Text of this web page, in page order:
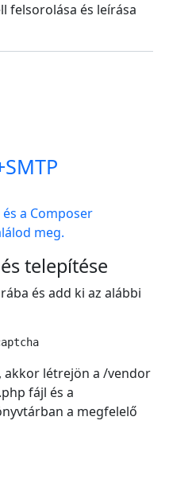
felsorolása és leírása
és a Composer
meg.
telepítése
és add ki az alábbi
akkor létrejön a /vendor
fájl és a
a megfelelő